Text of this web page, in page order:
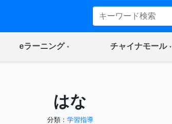
eラーニング(current) チャイナモール
はな
分類： 学習指導